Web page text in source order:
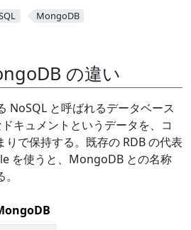
MongoDB
の違い
NoSQL と呼ばれるデータベース
キュメントというデータを、コ
りで保持する。既存の RDB の代表
を使うと、MongoDB との名称